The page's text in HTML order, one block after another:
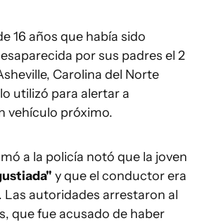
16 años que había sido
por sus padres el 2
Carolina del Norte
utilizó para alertar a
vehículo próximo.
a la policía notó que la joven
y que el conductor era
Las autoridades arrestaron al
que fue acusado de haber